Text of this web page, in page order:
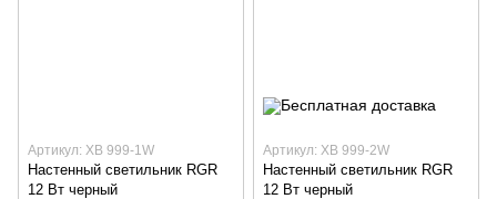
Артикул: ХВ 999-1W
Настенный светильник RGR
12 Вт черный
Артикул: ХВ 999-2W
Настенный светильник RGR
12 Вт черный